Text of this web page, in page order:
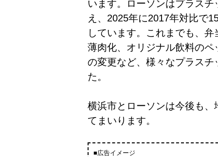
います。ローソンはプラス
え、2025年に2017年対比で
しています。これまでも、
薄肉化、オリジナル飲料の
の変更など、様々なプラス
た。
横浜市とローソンは今後も
てまいります。
■広告イメージ